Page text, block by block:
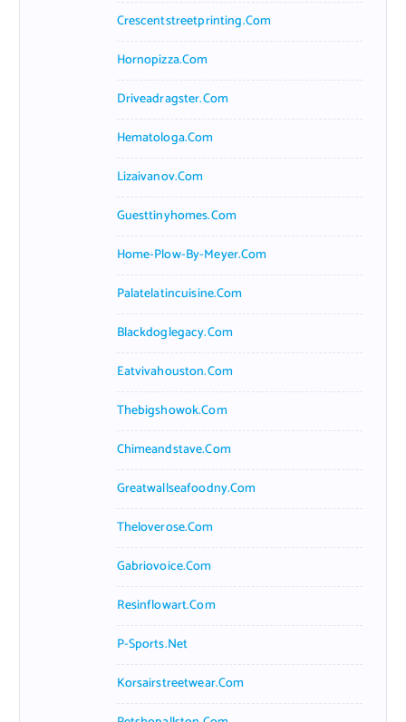
Crescentstreetprinting.com
Hornopizza.com
Driveadragster.com
Hematologa.com
Lizaivanov.com
Guesttinyhomes.com
Home-Plow-By-Meyer.com
Palatelatincuisine.com
Blackdoglegacy.com
Eatvivahouston.com
Thebigshowok.com
Chimeandstave.com
Greatwallseafoodny.com
Theloverose.com
Gabriovoice.com
Resinflowart.com
P-Sports.net
Korsairstreetwear.com